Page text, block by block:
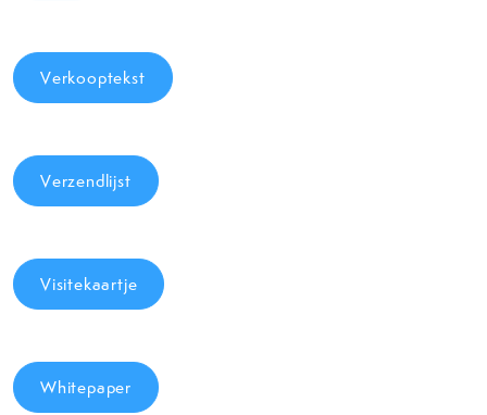
Verkooptekst
Verzendlijst
Visitekaartje
Whitepaper